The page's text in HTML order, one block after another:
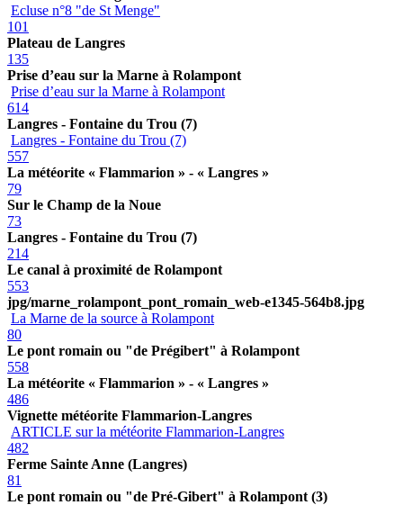
Ecluse n°8 "de St Menge"
101
Plateau de Langres
135
Prise d’eau sur la Marne à Rolampont
Prise d’eau sur la Marne à Rolampont
614
Langres - Fontaine du Trou (7)
Langres - Fontaine du Trou (7)
557
La météorite « Flammarion » - « Langres »
79
Sur le Champ de la Noue
73
Langres - Fontaine du Trou (7)
214
Le canal à proximité de Rolampont
553
jpg/marne_rolampont_pont_romain_web-e1345-564b8.jpg
La Marne de la source à Rolampont
80
Le pont romain ou "de Prégibert" à Rolampont
558
La météorite « Flammarion » - « Langres »
486
Vignette météorite Flammarion-Langres
ARTICLE sur la météorite Flammarion-Langres
482
Ferme Sainte Anne (Langres)
81
Le pont romain ou "de Pré-Gibert" à Rolampont (3)